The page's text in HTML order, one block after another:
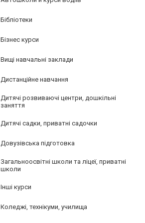
Бібліотеки
Бізнес курси
Вищі навчальні заклади
Дистанційне навчання
Дитячі розвиваючі центри, дошкільні
заняття
Дитячі садки, приватні садочки
Довузівська підготовка
Загальноосвітні школи та ліцеї, приватні
школи
Інші курси
Коледжі, технікуми, училища